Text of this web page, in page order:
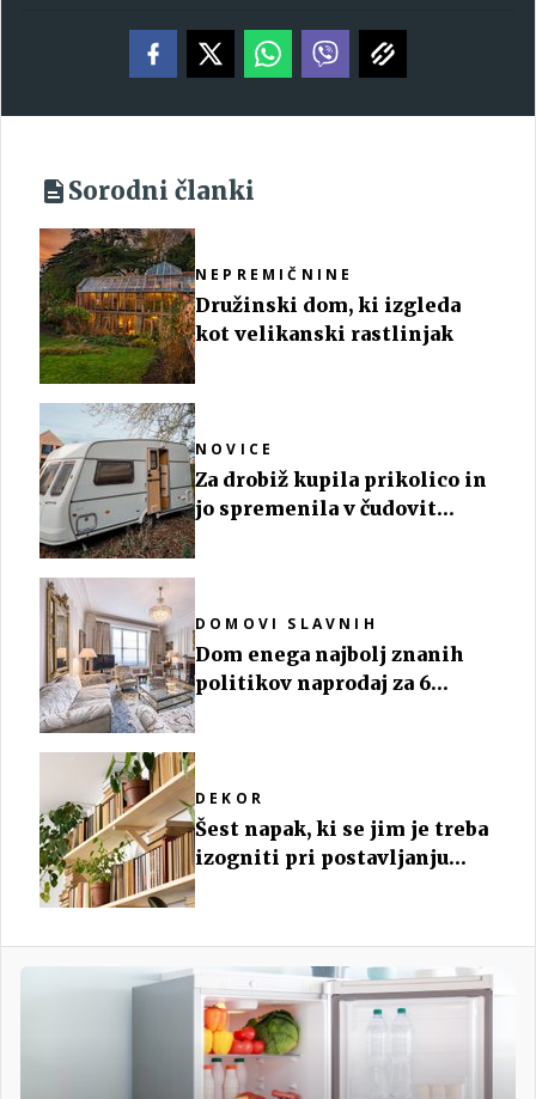
Sorodni članki
NEPREMIČNINE
Družinski dom, ki izgleda
kot velikanski rastlinjak
NOVICE
Za drobiž kupila prikolico in
jo spremenila v čudovit
DOMOVI SLAVNIH
Dom enega najbolj znanih
politikov naprodaj za 6
DEKOR
Šest napak, ki se jim je treba
izogniti pri postavljanju